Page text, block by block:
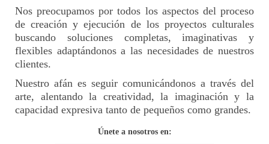
Nos preocupamos por todos los aspectos del proceso
de creación y ejecución de los proyectos culturales
buscando soluciones completas, imaginativas y
flexibles adaptándonos a las necesidades de nuestros
clientes.
Nuestro afán es seguir comunicándonos a través del
arte, alentando la creatividad, la imaginación y la
capacidad expresiva tanto de pequeños como grandes.
Únete a nosotros en: